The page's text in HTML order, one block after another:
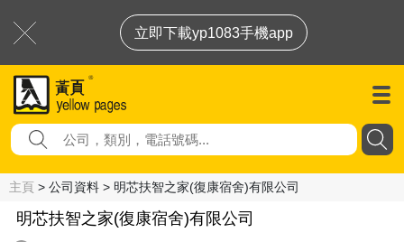
立即下載yp1083手機app
主頁 > 公司資料 > 明芯扶智之家(復康宿舍)有限公司
明芯扶智之家(復康宿舍)有限公司